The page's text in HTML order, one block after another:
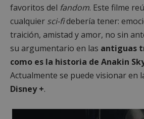
favoritos del fandom. Este filme
cualquier sci-fidebería tener:
traición, amistad y amor, no sin
su argumentario en las antiguas
como es la historia de Anakin
Actualmente se puede visionar en
Disney +.